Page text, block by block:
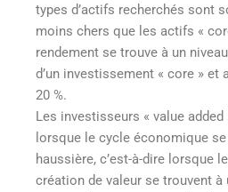
types d’actifs recherchés sont
moins chers que les actifs «
rendement se trouve à un
d’un investissement « core » et
20 %.
Les investisseurs « value
lorsque le cycle économique
haussière, c’est-à-dire lorsque
création de valeur se trouvent à